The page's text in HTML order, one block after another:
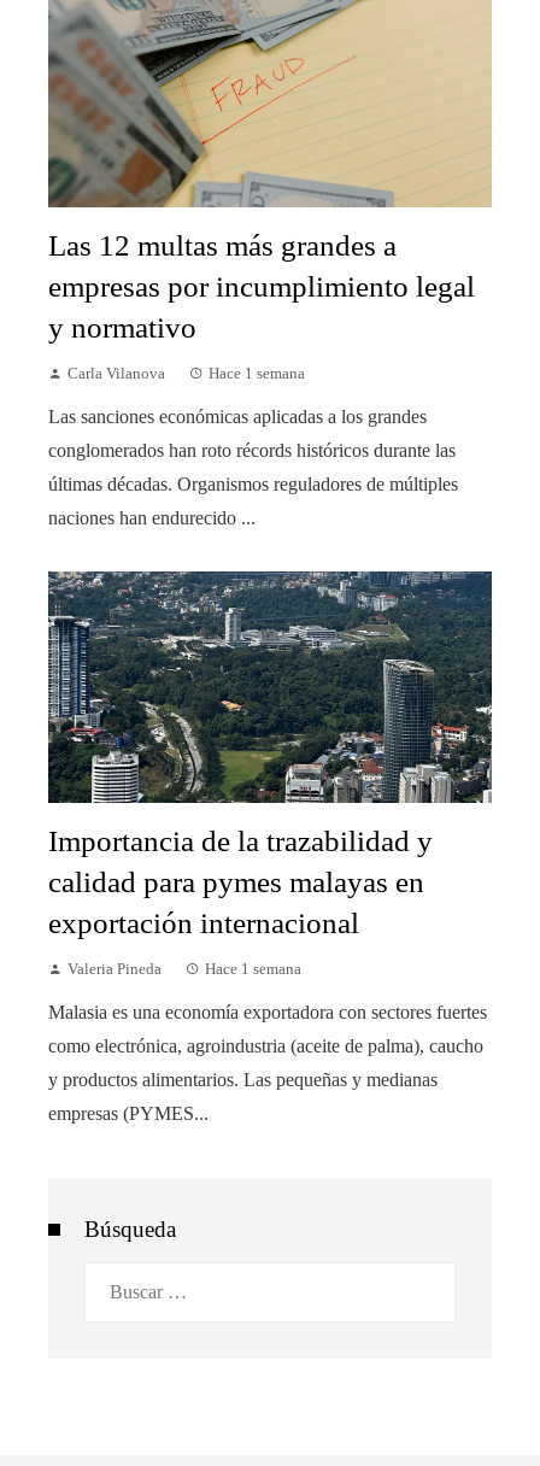
Las 12 multas más grandes a
empresas por incumplimiento legal
y normativo
Carla Vilanova Hace 1 semana
Las sanciones económicas aplicadas a los grandes
conglomerados han roto récords históricos durante las
últimas décadas. Organismos reguladores de múltiples
naciones han endurecido ...
Importancia de la trazabilidad y
calidad para pymes malayas en
exportación internacional
Valeria Pineda Hace 1 semana
Malasia es una economía exportadora con sectores fuertes
como electrónica, agroindustria (aceite de palma), caucho
y productos alimentarios. Las pequeñas y medianas
empresas (PYMES...
Búsqueda